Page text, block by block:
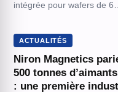
intégrée pour wafers de
ACTUALITÉS
Niron Magnetics
500 tonnes
: une première